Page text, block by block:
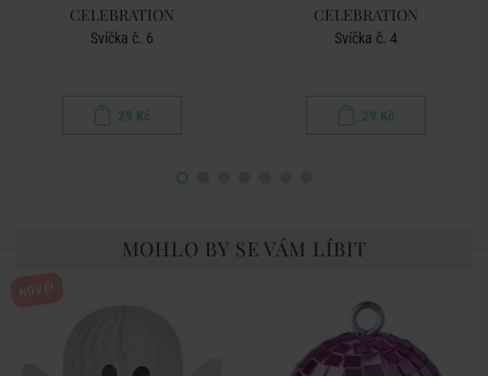
CELEBRATION
Svíčka č. 6
29 Kč
CELEBRATION
Svíčka č. 4
29 Kč
MOHLO BY SE VÁM LÍBIT